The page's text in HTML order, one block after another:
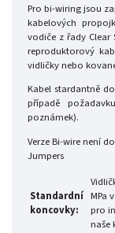
Pro bi-wiring jsou
kabelových
vodiče z řady Clear
reproduktorový
vidličky nebo
Kabel stardantně
případě
poznámek).
Verze Bi-wire není
Jumpers
Standardní
koncovky:
MPa
pro
naše